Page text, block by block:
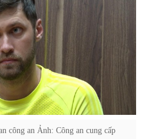
công an Ảnh: Công an cung cấp